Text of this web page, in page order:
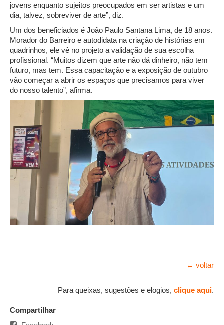
jovens enquanto sujeitos preocupados em ser artistas e um
dia, talvez, sobreviver de arte”, diz.
Um dos beneficiados é João Paulo Santana Lima, de 18 anos.
Morador do Barreiro e autodidata na criação de histórias em
quadrinhos, ele vê no projeto a validação de sua escolha
profissional. “Muitos dizem que arte não dá dinheiro, não tem
futuro, mas tem. Essa capacitação e a exposição de outubro
vão começar a abrir os espaços que precisamos para viver
do nosso talento”, afirma.
← voltar
Para queixas, sugestões e elogios, clique aqui.
Compartilhar